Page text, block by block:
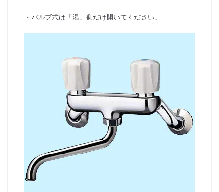
・バルブ式は「湯」側だけ開いてください。